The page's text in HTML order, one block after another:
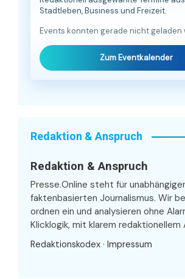
Stadtleben, Business und Freizeit.
Events konnten gerade nicht geladen
Zum Eventkalender
Redaktion & Anspruch
Redaktion & Anspruch
Presse.Online steht für
faktenbasierten Journalismus. Wir
ordnen ein und analysieren ohne
Klicklogik, mit klarem redaktionellem
Redaktionskodex · Impressum